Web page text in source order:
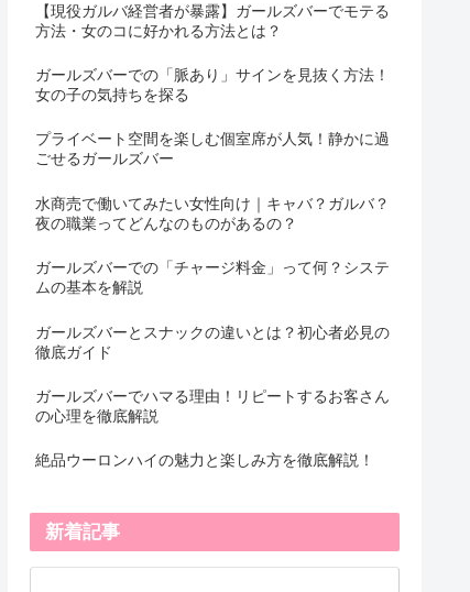
【現役ガルバ経営者が暴露】ガールズバーでモテる
方法・女のコに好かれる方法とは？
ガールズバーでの「脈あり」サインを見抜く方法！
女の子の気持ちを探る
プライベート空間を楽しむ個室席が人気！静かに過
ごせるガールズバー
水商売で働いてみたい女性向け｜キャバ？ガルバ？
夜の職業ってどんなのものがあるの？
ガールズバーでの「チャージ料金」って何？システ
ムの基本を解説
ガールズバーとスナックの違いとは？初心者必見の
徹底ガイド
ガールズバーでハマる理由！リピートするお客さん
の心理を徹底解説
絶品ウーロンハイの魅力と楽しみ方を徹底解説！
新着記事